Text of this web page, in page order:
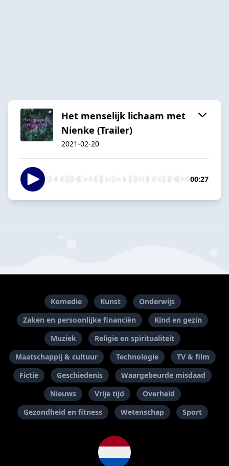
Het menselijk lichaam met
Nienke (Trailer)
2021-02-20
00:27
Komedie Kunst
Onderwijs
Zaken en persoonlijke financiën
Kind en gezin
Muziek
Religie en spiritualiteit
Maatschappij & cultuur
Technologie
TV & film
Fictie
Geschiedenis
Waargebeurde misdaad
Nieuws
Vrije tijd
Overheid
Gezondheid en fitness
Wetenschap Sport